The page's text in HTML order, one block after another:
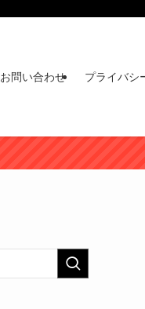
お問い合わせ プライバシ